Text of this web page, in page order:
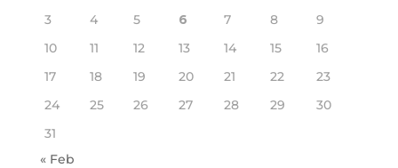
3
4 5 6 7 8
9
10
11 12 13 14 15
16
17
18 19 20 21 22
23
24
25 26 27 28 29
30
31
« Feb